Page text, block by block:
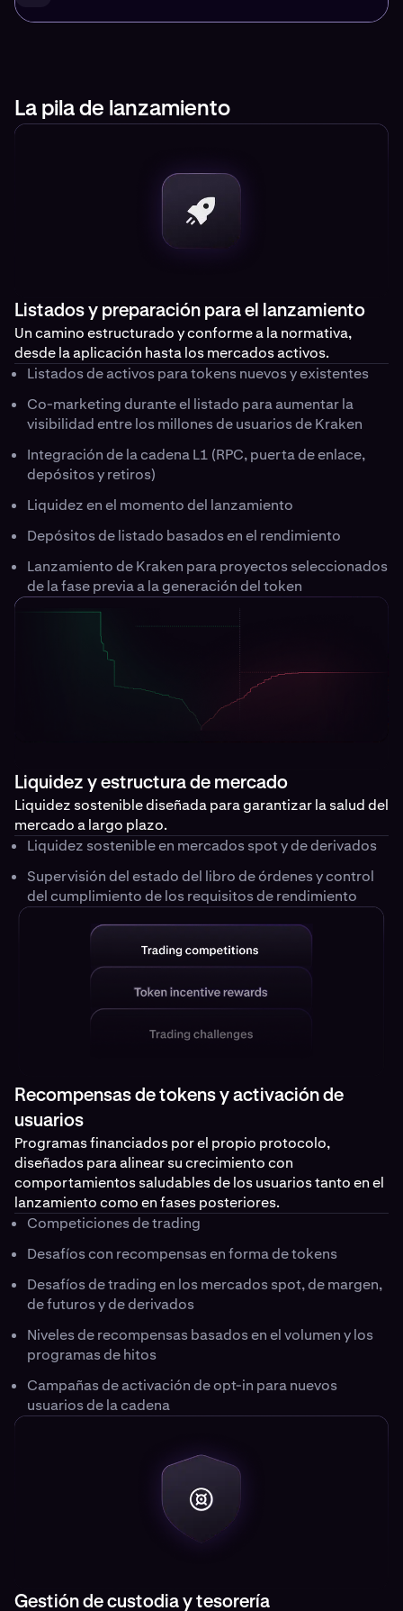
La pila de lanzamiento
Listados y preparación para el lanzamiento
Un camino estructurado y conforme a la normativa,
desde la aplicación hasta los mercados activos.
Listados de activos para tokens nuevos y existentes
Co-marketing durante el listado para aumentar la
visibilidad entre los millones de usuarios de Kraken
Integración de la cadena L1 (RPC, puerta de enlace,
depósitos y retiros)
Liquidez en el momento del lanzamiento
Depósitos de listado basados en el rendimiento
Lanzamiento de Kraken para proyectos seleccionados
de la fase previa a la generación del token
Liquidez y estructura de mercado
Liquidez sostenible diseñada para garantizar la salud del
mercado a largo plazo.
Liquidez sostenible en mercados spot y de derivados
Supervisión del estado del libro de órdenes y control
del cumplimiento de los requisitos de rendimiento
Recompensas de tokens y activación de
usuarios
Programas financiados por el propio protocolo,
diseñados para alinear su crecimiento con
comportamientos saludables de los usuarios tanto en el
lanzamiento como en fases posteriores.
Competiciones de trading
Desafíos con recompensas en forma de tokens
Desafíos de trading en los mercados spot, de margen,
de futuros y de derivados
Niveles de recompensas basados en el volumen y los
programas de hitos
Campañas de activación de opt-in para nuevos
usuarios de la cadena
Gestión de custodia y tesorería